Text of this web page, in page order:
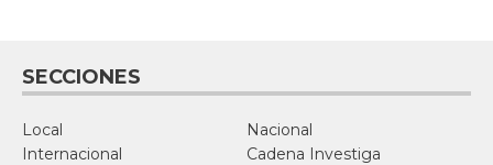
SECCIONES
Local
Nacional
Internacional
Cadena Investiga